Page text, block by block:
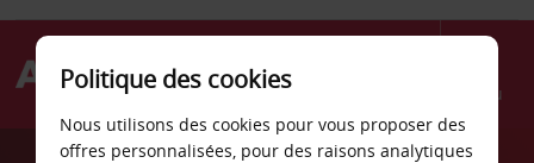
Menu
Politique des cookies
Nous utilisons des cookies pour vous proposer des
offres personnalisées, pour des raisons analytiques